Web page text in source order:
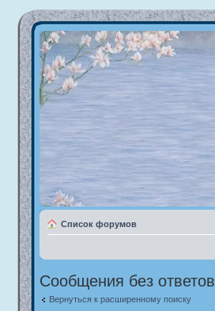
Список форумов
Сообщения без ответов
Вернуться к расширенному поиску